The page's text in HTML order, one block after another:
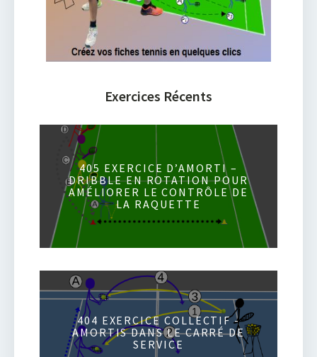
Exercices Récents
405 EXERCICE D’AMORTI –
DRIBBLE EN ROTATION POUR
AMÉLIORER LE CONTRÔLE DE
LA RAQUETTE
404 EXERCICE COLLECTIF -
AMORTIS DANS LE CARRÉ DE
SERVICE